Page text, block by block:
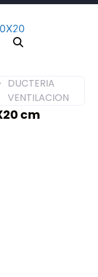
DUCTERIA
VENTILACION
cm